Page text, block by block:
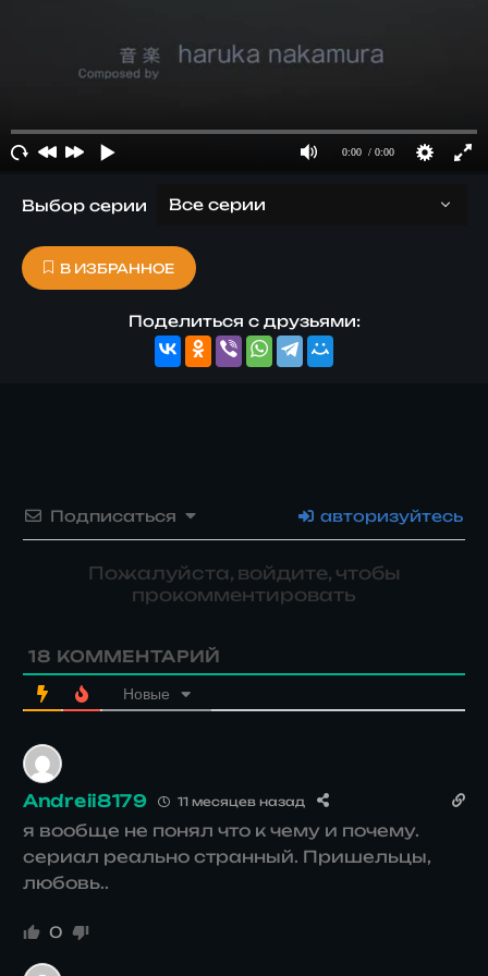
Поделиться с друзьями:
В ИЗБРАННОЕ
Выбор серии
Подписаться авторизуйтесь
Пожалуйста, войдите, чтобы
прокомментировать
18 КОММЕНТАРИЙ
Новые
Andreii8179 11 месяцев назад
я вообще не понял что к чему и почему.
сериал реально странный. Пришельцы,
любовь..
0